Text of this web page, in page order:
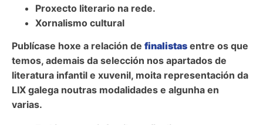
Proxecto literario na rede.
Xornalismo cultural
Publícase hoxe a relación de finalistas entre os que
temos, ademais da selección nos apartados de
literatura infantil e xuvenil, moita representación da
LIX galega noutras modalidades e algunha en
varias.